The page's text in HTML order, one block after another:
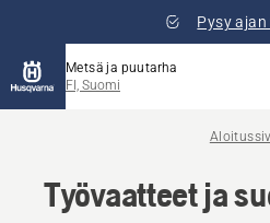
Pysy
Metsä ja puutarha
FI, Suomi
Työvaatteet ja